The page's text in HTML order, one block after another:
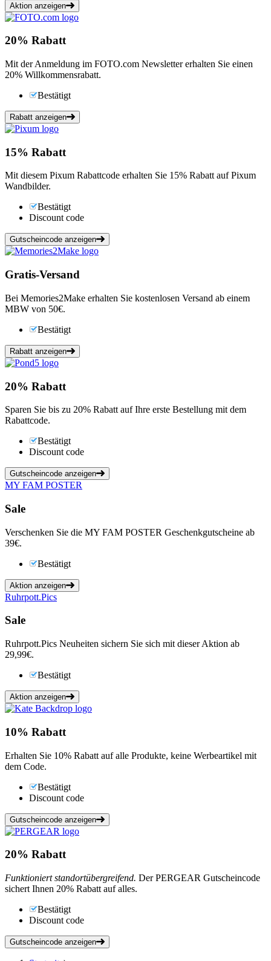
Aktion anzeigen
20% Rabatt
Mit der Anmeldung im FOTO.com Newsletter erhalten Sie einen
20% Willkommensrabatt.
Bestätigt
Rabatt anzeigen
15% Rabatt
Mit diesem Pixum Rabattcode erhalten Sie 15% Rabatt auf Pixum
Wandbilder.
Bestätigt
Discount code
Gutscheincode anzeigen
Gratis-Versand
Bei Memories2Make erhalten Sie kostenlosen Versand ab einem
MBW von 50€.
Bestätigt
Rabatt anzeigen
20% Rabatt
Sparen Sie bis zu 20% Rabatt auf Ihre erste Bestellung mit dem
Rabattcode.
Bestätigt
Discount code
Gutscheincode anzeigen
MY FAM POSTER
Sale
Verschenken Sie die MY FAM POSTER Geschenkgutscheine ab
39€.
Bestätigt
Aktion anzeigen
Ruhrpott.Pics
Sale
Ruhrpott.Pics Neuheiten sichern Sie sich mit dieser Aktion ab
29,99€.
Bestätigt
Aktion anzeigen
10% Rabatt
Erhalten Sie 10% Rabatt auf alle Produkte, keine Werbeartikel mit
dem Code.
Bestätigt
Discount code
Gutscheincode anzeigen
20% Rabatt
Funktioniert standortübergreifend. Der PERGEAR Gutscheincode
sichert Ihnen 20% Rabatt auf alles.
Bestätigt
Discount code
Gutscheincode anzeigen